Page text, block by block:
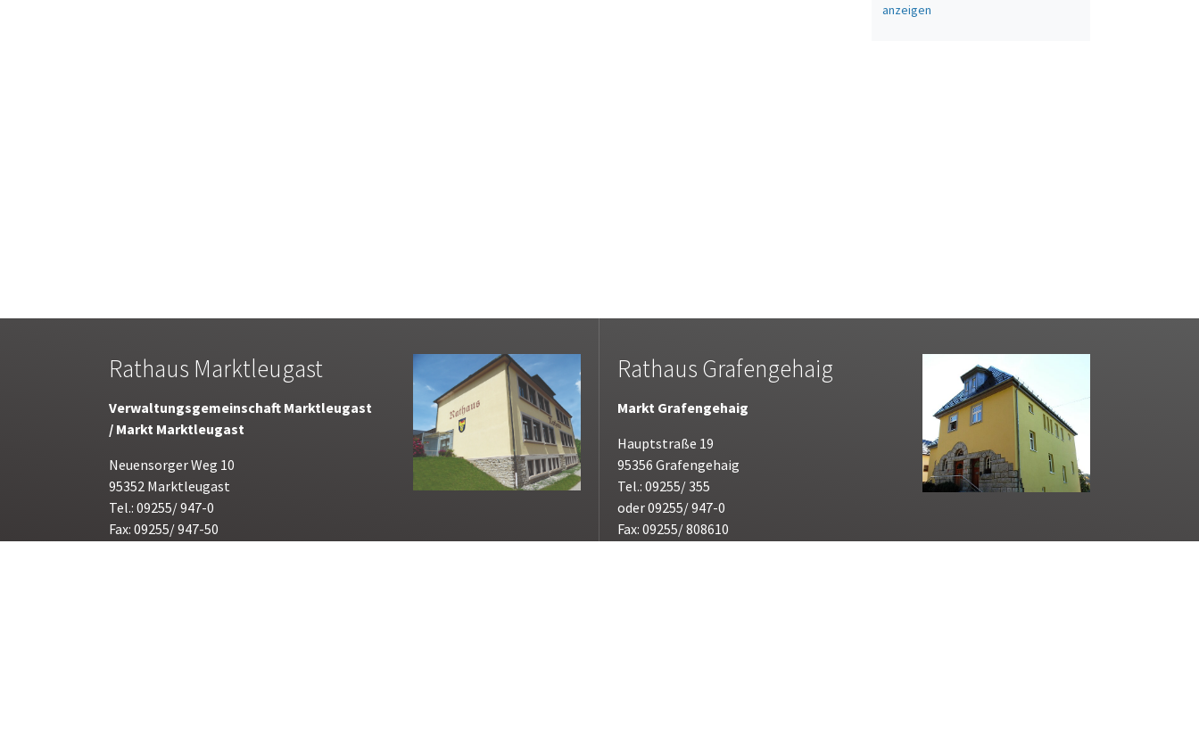
anzeigen
Rathaus Marktleugast
Verwaltungsgemeinschaft Marktleugast
/ Markt Marktleugast
Neuensorger Weg 10
95352 Marktleugast
Tel.: 09255/ 947-0
Fax: 09255/ 947-50
Rathaus Grafengehaig
Markt Grafengehaig
Hauptstraße 19
95356 Grafengehaig
Tel.: 09255/ 355
oder 09255/ 947-0
Fax: 09255/ 808610